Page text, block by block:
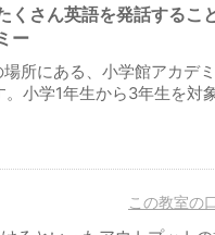
くさん英語を発話するこ
ー
所にある、小学館アカデ
小学1年生から3年生を対
この教室の